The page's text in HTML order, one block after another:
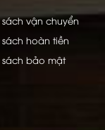
vận chuyển
hoàn tiền
sách bảo mật